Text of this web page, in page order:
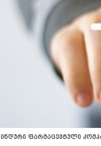
ინდური ფარმაცევტული